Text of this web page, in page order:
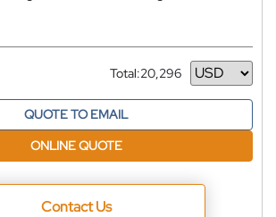
Total:20,296
Currency
QUOTE TO EMAIL
ONLINE QUOTE
Contact Us